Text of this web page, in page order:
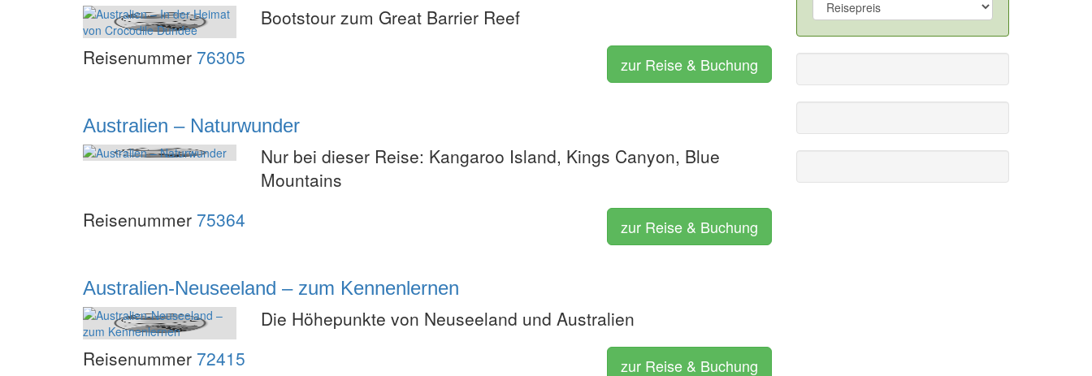
Bootstour zum Great Barrier Reef
Reisenummer 76305 zur Reise & Buchung
Australien – Naturwunder
Nur bei dieser Reise: Kangaroo Island, Kings Canyon, Blue
Mountains
Reisenummer 75364 zur Reise & Buchung
Australien-Neuseeland – zum Kennenlernen
Die Höhepunkte von Neuseeland und Australien
Reisenummer 72415 zur Reise & Buchung